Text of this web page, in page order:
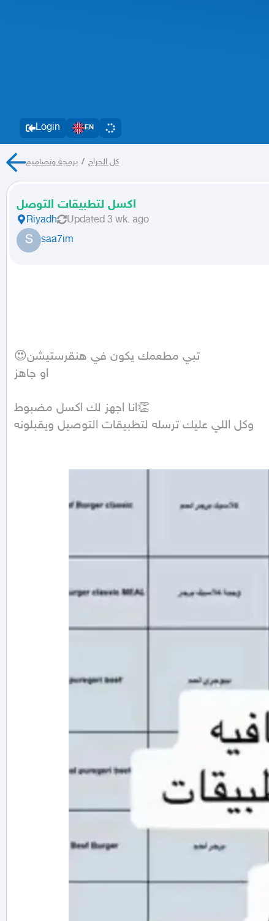
Login EN
كل الحراج / برمجة وتصاميم
اكسل لتطبيقات التوصل
Riyadh Updated 3 wk. ago
S saa7im
😍تبي مطعمك يكون في هنقرستيشن
او جاهز
انا اجهز لك اكسل مضبوط👏
وكل اللي عليك ترسله لتطبيقات التوصيل ويقبلونه